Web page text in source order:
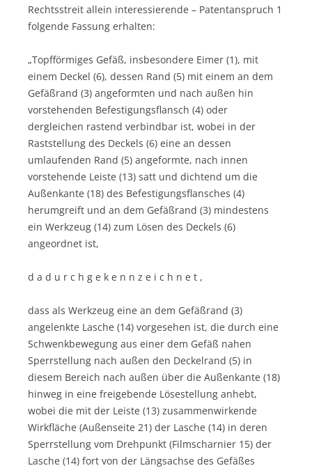
Rechtsstreit allein interessierende – Patentanspruch 1
folgende Fassung erhalten:
„Topfförmiges Gefäß, insbesondere Eimer (1), mit
einem Deckel (6), dessen Rand (5) mit einem an dem
Gefäßrand (3) angeformten und nach außen hin
vorstehenden Befestigungsflansch (4) oder
dergleichen rastend verbindbar ist, wobei in der
Raststellung des Deckels (6) eine an dessen
umlaufenden Rand (5) angeformte, nach innen
vorstehende Leiste (13) satt und dichtend um die
Außenkante (18) des Befestigungsflansches (4)
herumgreift und an dem Gefäßrand (3) mindestens
ein Werkzeug (14) zum Lösen des Deckels (6)
angeordnet ist,
d a d u r c h g e k e n n z e i c h n e t ,
dass als Werkzeug eine an dem Gefäßrand (3)
angelenkte Lasche (14) vorgesehen ist, die durch eine
Schwenkbewegung aus einer dem Gefäß nahen
Sperrstellung nach außen den Deckelrand (5) in
diesem Bereich nach außen über die Außenkante (18)
hinweg in eine freigebende Lösestellung anhebt,
wobei die mit der Leiste (13) zusammenwirkende
Wirkfläche (Außenseite 21) der Lasche (14) in deren
Sperrstellung vom Drehpunkt (Filmscharnier 15) der
Lasche (14) fort von der Längsachse des Gefäßes